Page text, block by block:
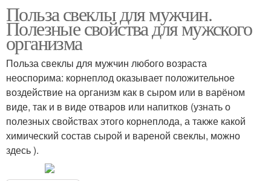
Польза свеклы для мужчин.
Полезные свойства для мужского
организма
Польза свеклы для мужчин любого возраста
неоспорима: корнеплод оказывает положительное
воздействие на организм как в сыром или в варёном
виде, так и в виде отваров или напитков (узнать о
полезных свойствах этого корнеплода, а также какой
химический состав сырой и вареной свеклы, можно
здесь ).